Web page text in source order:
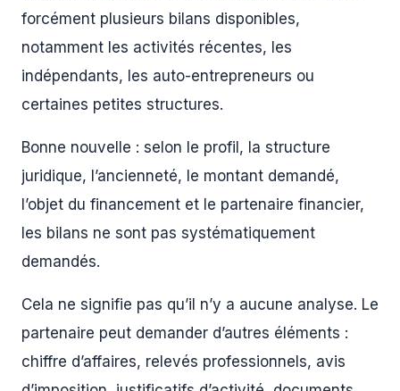
forcément plusieurs bilans disponibles,
notamment les activités récentes, les
indépendants, les auto-entrepreneurs ou
certaines petites structures.
Bonne nouvelle : selon le profil, la structure
juridique, l’ancienneté, le montant demandé,
l’objet du financement et le partenaire financier,
les bilans ne sont pas systématiquement
demandés.
Cela ne signifie pas qu’il n’y a aucune analyse. Le
partenaire peut demander d’autres éléments :
chiffre d’affaires, relevés professionnels, avis